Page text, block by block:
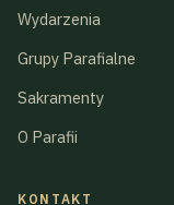
Wydarzenia
Grupy Parafialne
Sakramenty
O Parafii
KONTAKT